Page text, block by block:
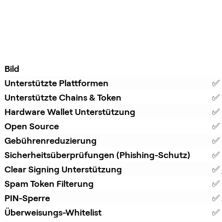
Bild
Unterstützte Plattformen
Unterstützte Chains & Token
Hardware Wallet Unterstützung
Open Source
Gebührenreduzierung
Sicherheitsüberprüfungen (Phishing-Schutz)
Clear Signing Unterstützung
✅
Spam Token Filterung
PIN-Sperre
Überweisungs-Whitelist